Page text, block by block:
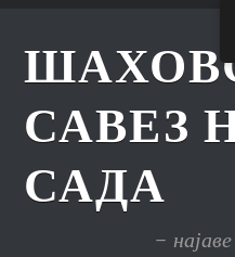
САВЕЗ
САДА
-